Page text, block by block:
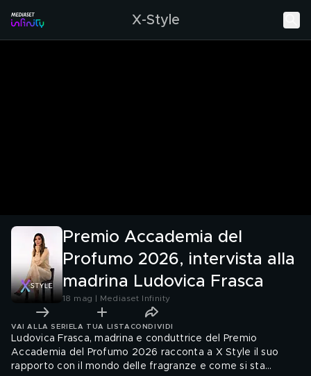
X-Style
Premio Accademia del
Profumo 2026, intervista alla
madrina Ludovica Frasca
18 mag | Mediaset Infinity
VAI ALLA SERIE LA TUA LISTA CONDIVIDI
Ludovica Frasca, madrina e conduttrice del Premio
Accademia del Profumo 2026 racconta a X Style il suo
rapporto con il mondo delle fragranze e come si sta